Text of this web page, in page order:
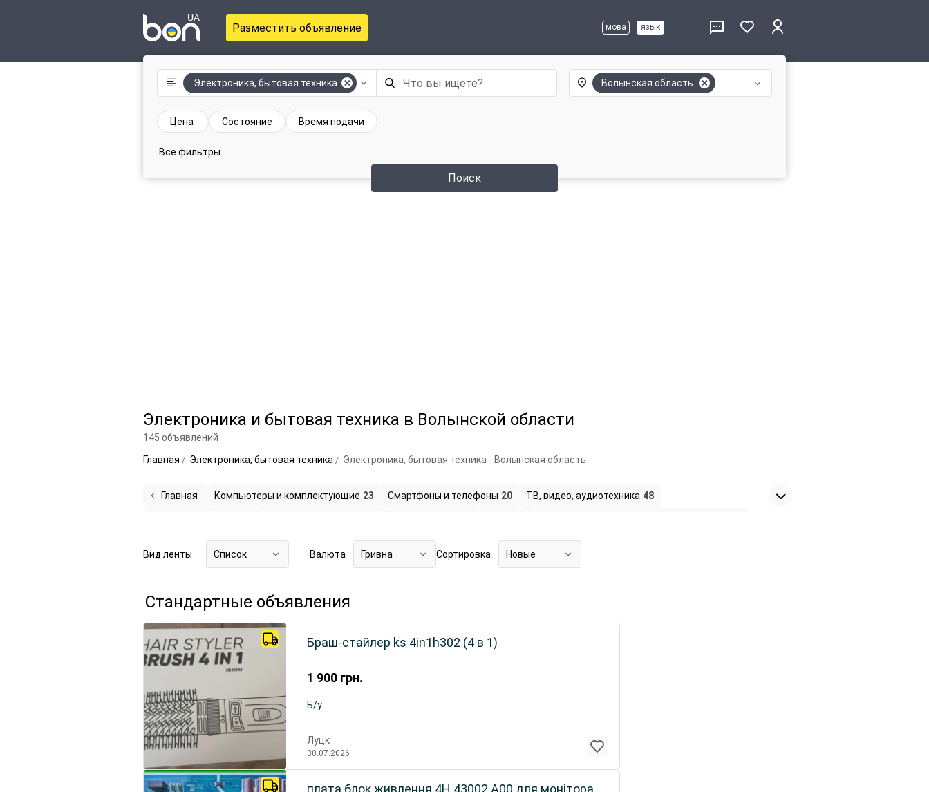
Разместить объявление мова язык
Электроника, бытовая техника Волынская область
Поиск
Цена Состояние Время подачи
Все фильтры
Электроника и бытовая техника в Волынской области
145 объявлений
Главная
Электроника, бытовая техника Электроника, бытовая техника - Волынская область
Главная Компьютеры и комплектующие 23 Смартфоны и телефоны 20 ТВ, видео, аудиотехника 48
Индивидуальный уход Куплю
Вид ленты
Список Валюта Гривна Сортировка Новые
Стандартные объявления
1 900 грн.
Браш-стайлер ks 4in1h302 (4 в 1)
Б/у
Луцк
30.07.2026
плата блок живлення 4H.43002.A00 для монітора